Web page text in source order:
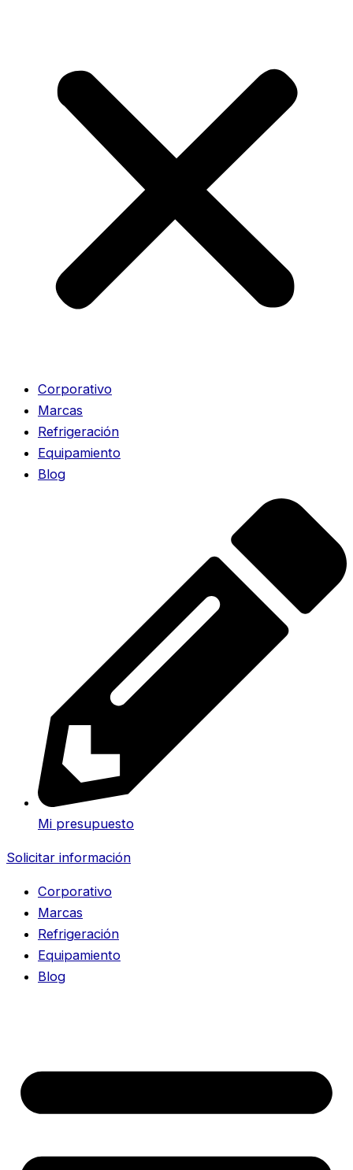
Corporativo
Marcas
Refrigeración
Equipamiento
Blog
Mi presupuesto
Solicitar información
Corporativo
Marcas
Refrigeración
Equipamiento
Blog